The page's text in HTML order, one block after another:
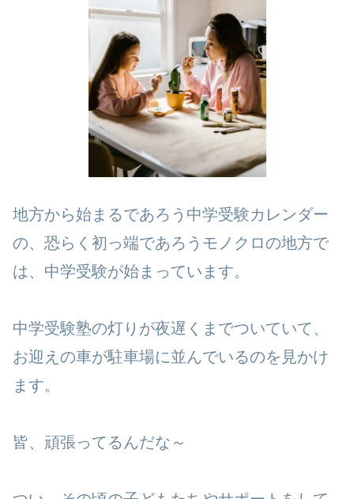
地方から始まるであろう中学受験カレンダー
の、恐らく初っ端であろうモノクロの地方で
は、中学受験が始まっています。
中学受験塾の灯りが夜遅くまでついていて、
お迎えの車が駐車場に並んでいるのを見かけ
ます。
皆、頑張ってるんだな～